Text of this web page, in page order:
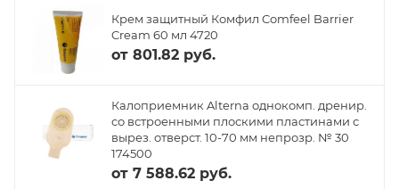
Крем защитный Комфил Comfeel Barrier
Cream 60 мл 4720
от 801.82 руб.
Калоприемник Alterna однокомп. дренир.
со встроенными плоскими пластинами с
вырез. отверст. 10-70 мм непрозр. № 30
174500
от 7 588.62 руб.